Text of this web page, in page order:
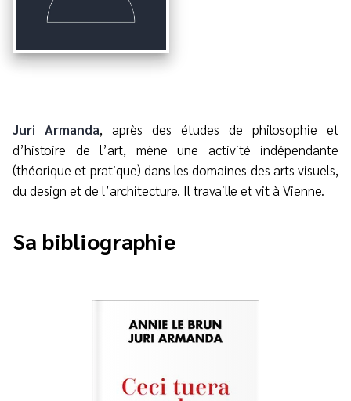
Juri Armanda, après des études de philosophie et
d’histoire de l’art, mène une activité indépendante
(théorique et pratique) dans les domaines des arts visuels,
du design et de l’architecture. Il travaille et vit à Vienne.
Sa bibliographie